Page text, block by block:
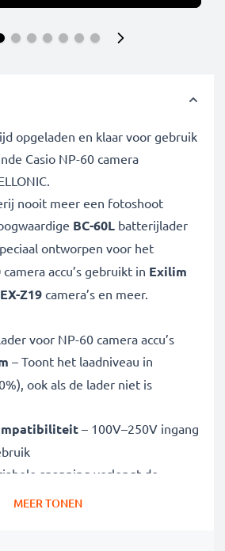
opgeladen en klaar voor gebruik
Casio NP-60 camera
nooit meer een fotoshoot
BC-60L batterijlader
ontworpen voor het
camera accu’s gebruikt in Exilim
Z19 camera’s en meer.
voor NP-60 camera accu’s
– Toont het laadniveau in
ook als de lader niet is
– 100V–250V ingang
spanning verlengt de
batterij
MEER TONEN